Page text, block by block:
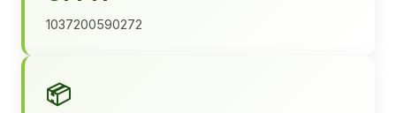
1037200590272
📦